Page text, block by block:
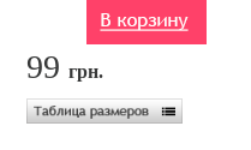
99грн.